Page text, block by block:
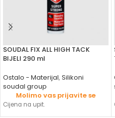
SOUDAL FIX ALL HIGH TACK
BIJELI 290 ml
Ostalo - Materijal, Silikoni
soudal group
Molimo vas prijavite se
Cijena na upit.